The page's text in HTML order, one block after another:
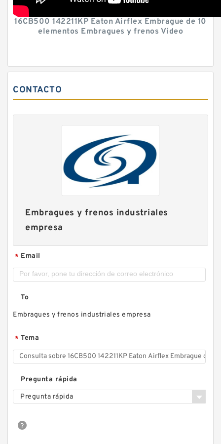
16CB500 142211KP Eaton Airflex Embrague de 10
elementos Embragues y frenos Video
CONTACTO
Embragues y frenos industriales
empresa
* Email
To
Embragues y frenos industriales empresa
* Tema
Pregunta rápida
Pregunta rápida